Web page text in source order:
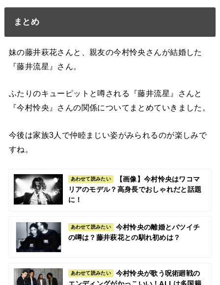
まとめ
妹の藤井萩花さんと、親友の今村怜央さんが結婚した
『藤井流星』さん。
ふたりのキューピットと噂される『藤井流星』さんと
『今村怜央』さんの関係についてまとめていきました。
今後は家族3人で仲睦まじい姿がみられるのが楽しみで
すね。
あわせて読みたい
【画像】今村怜央はワコマ
リアのモデル？高身長でおしゃれだと話題
に！
あわせて読みたい
今村怜央の離婚とバツイチ
の噂は？藤井萩花との馴れ初めは？
あわせて読みたい
今村怜央が歌う呪術廻戦の